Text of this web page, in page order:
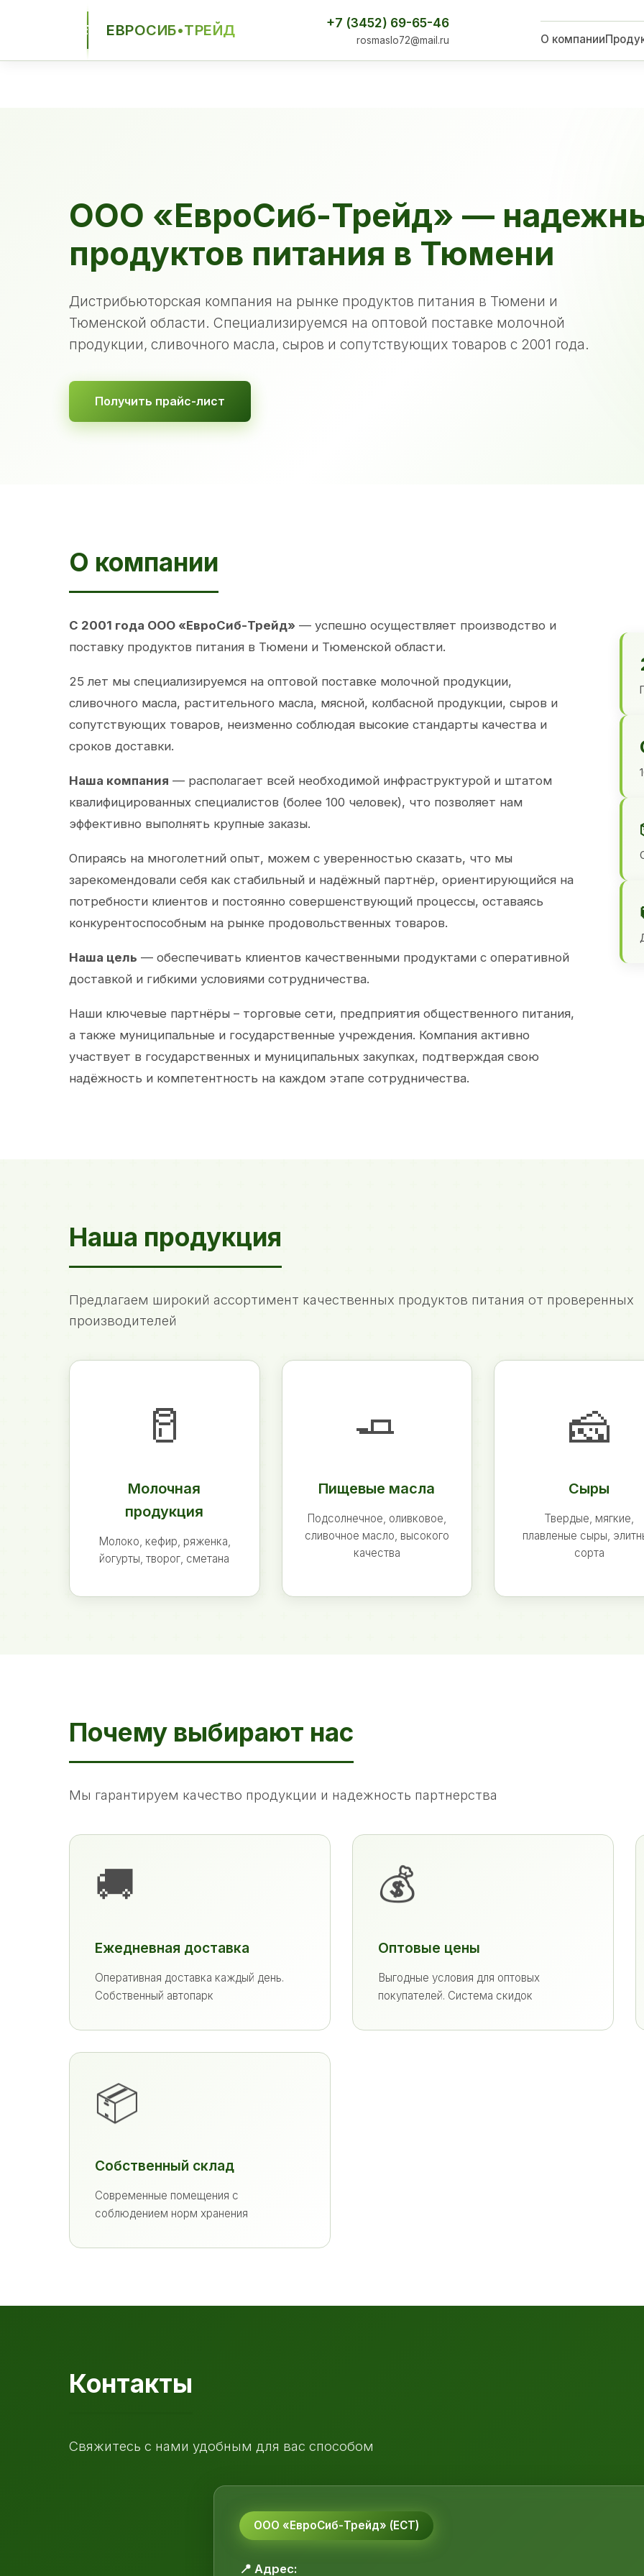
ЕСТ ЕВРОСИБ•ТРЕЙД +7 (3452) 69-65-46
rosmaslo72@mail.ru О компании
ООО «ЕвроСиб-Трейд» —
продуктов питания в Тюмени
Дистрибьюторская компания на рынке продуктов питания в Тюмени и
Тюменской области. Специализируемся на оптовой поставке молочной
продукции, сливочного масла, сыров и сопутствующих товаров с 2001 года.
Получить прайс-лист
О компании
С 2001 года ООО «ЕвроСиб-Трейд» — успешно осуществляет производство и
поставку продуктов питания в Тюмени и Тюменской области.
25 лет мы специализируемся на оптовой поставке молочной продукции,
сливочного масла, растительного масла, мясной, колбасной продукции, сыров и
сопутствующих товаров, неизменно соблюдая высокие стандарты качества и
сроков доставки.
Наша компания — располагает всей необходимой инфраструктурой и штатом
квалифицированных специалистов (более 100 человек), что позволяет нам
эффективно выполнять крупные заказы.
Опираясь на многолетний опыт, можем с уверенностью сказать, что мы
зарекомендовали себя как стабильный и надёжный партнёр, ориентирующийся на
потребности клиентов и постоянно совершенствующий процессы, оставаясь
конкурентоспособным на рынке продовольственных товаров.
Наша цель — обеспечивать клиентов качественными продуктами с оперативной
доставкой и гибкими условиями сотрудничества.
Наши ключевые партнёры – торговые сети, предприятия общественного питания,
а также муниципальные и государственные учреждения. Компания активно
участвует в государственных и муниципальных закупках, подтверждая свою
надёжность и компетентность на каждом этапе сотрудничества.
Наша продукция
Предлагаем широкий ассортимент качественных продуктов питания от проверенных
производителей
🥛
Молочная
продукция
Молоко, кефир, ряженка,
йогурты, творог, сметана
🧈
Пищевые масла
Подсолнечное, оливковое,
сливочное масло, высокого
качества
🧀
Сыры
Твердые, мягкие,
плавленые сыры,
сорта
Почему выбирают нас
Мы гарантируем качество продукции и надежность партнерства
🚚
Ежедневная доставка
Оперативная доставка каждый день.
Собственный автопарк
💰
Оптовые цены
Выгодные условия для оптовых
покупателей. Система скидок
📦
Собственный склад
Современные помещения с
соблюдением норм хранения
Контакты
Свяжитесь с нами удобным для вас способом
ООО «ЕвроСиб-Трейд» (ЕСТ)
📍 Адрес: